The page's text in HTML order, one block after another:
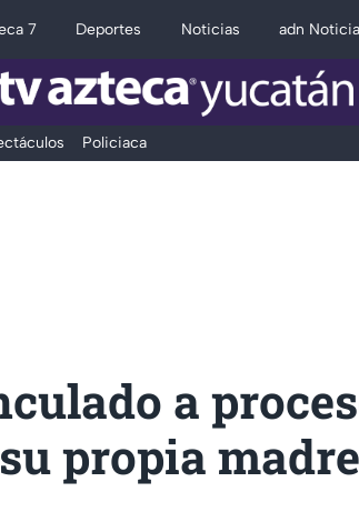
7 Deportes Noticias adn
Policiaca
a
propia